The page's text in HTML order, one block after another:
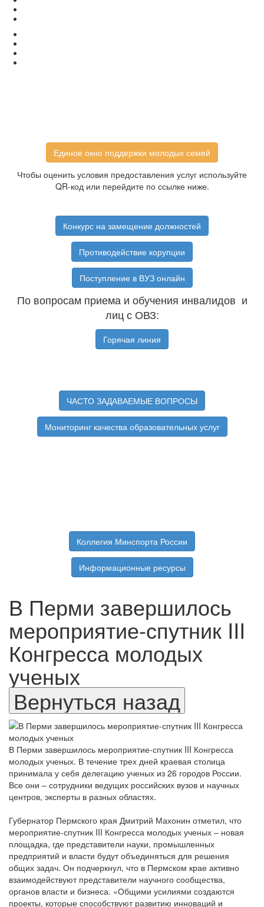
Единое окно поддержки молодых семей
Чтобы оценить условия предоставления услуг используйте
QR-код или перейдите по ссылке ниже.
Конкурс на замещение должностей
Противодействие корупции
Поступление в ВУЗ онлайн
По вопросам приема и обучения инвалидов и
лиц с ОВЗ:
Горячая линия
ЧАСТО ЗАДАВАЕМЫЕ ВОПРОСЫ
Мониторинг качества образовательных услуг
Коллегия Минспорта России
Информационные ресурсы
В Перми завершилось
мероприятие-спутник III
Конгресса молодых
ученых
В Перми завершилось мероприятие-спутник III Конгресса
молодых ученых. В течение трех дней краевая столица
принимала у себя делегацию ученых из 26 городов России.
Все они – сотрудники ведущих российских вузов и научных
центров, эксперты в разных областях.
Губернатор Пермского края Дмитрий Махонин отметил, что
мероприятие-спутник III Конгресса молодых ученых – новая
площадка, где представители науки, промышленных
предприятий и власти будут объединяться для решения
общих задач. Он подчеркнул, что в Пермском крае активно
взаимодействуют представители научного сообщества,
органов власти и бизнеса. «Общими усилиями создаются
проекты, которые способствуют развитию инноваций и